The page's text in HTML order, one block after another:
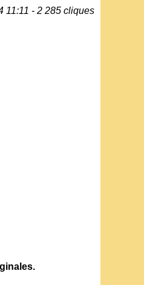
11:11 - 2 285 cliques